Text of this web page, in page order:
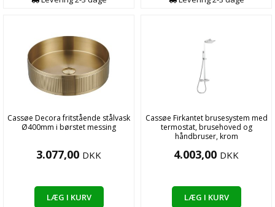
Cassøe Decora fritstående stålvask
Ø400mm i børstet messing
3.077,00 DKK
LÆG I KURV
Cassøe Firkantet brusesystem med
termostat, brusehoved og
håndbruser, krom
4.003,00 DKK
LÆG I KURV